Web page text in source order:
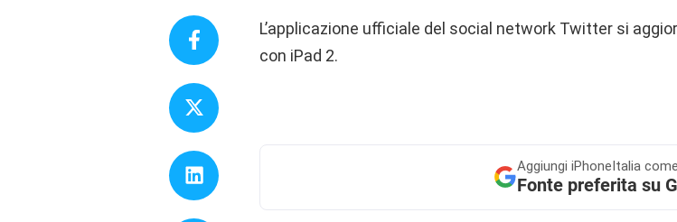
L’applicazione ufficiale del social network Twitter si
con iPad 2.
Aggiungi iPhoneItalia come
Fonte preferita su